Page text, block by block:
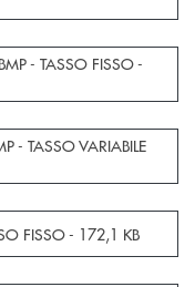
- TASSO FISSO -
- TASSO VARIABILE
FISSO - 172,1 KB